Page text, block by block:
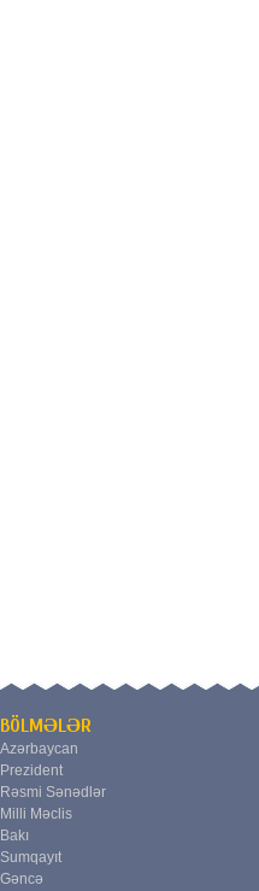
BÖLMƏLƏR
Azərbaycan
Prezident
Rəsmi Sənədlər
Milli Məclis
Bakı
Sumqayıt
Gəncə